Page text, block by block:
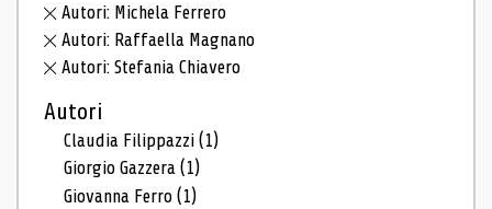
Autori: Michela Ferrero
Autori: Raffaella Magnano
Autori: Stefania Chiavero
Autori
Claudia Filippazzi(1)
Giorgio Gazzera(1)
Giovanna Ferro(1)